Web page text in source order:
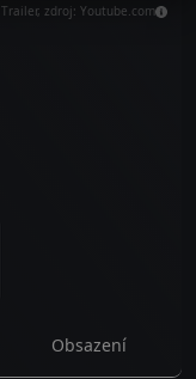
Trailer, zdroj: Youtube.com
Obsazení